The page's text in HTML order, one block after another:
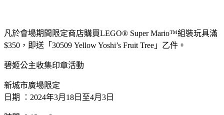
凡於會場期間限定商店購買LEGO® Super Mario™組裝玩具滿
$350，即送「30509 Yellow Yoshi’s Fruit Tree」乙件。
碧姬公主收集印章活動
新城市廣場限定
日期 ：2024年3月18日至4月3日